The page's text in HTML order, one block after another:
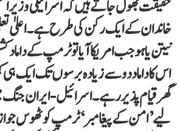
حقیقت بھول جاتے ہیں کہ اسرائیلی
خاندان کے ایک رکن کی طرح ہے۔ اعلیٰ
نیتن یاہوجب امریکا آیا تو ٹرمپ کے
اس کا داماد دو سے زیادہ برسوں تک ایک
گھر قیام پذیر رہے۔ اسرائیل-ایران
لیے ’امن کے پیغامبر‘ ٹرمپ کو ٹھوس جواز